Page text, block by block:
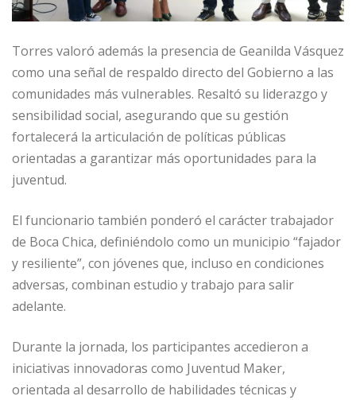
Torres valoró además la presencia de Geanilda Vásquez
como una señal de respaldo directo del Gobierno a las
comunidades más vulnerables. Resaltó su liderazgo y
sensibilidad social, asegurando que su gestión
fortalecerá la articulación de políticas públicas
orientadas a garantizar más oportunidades para la
juventud.
El funcionario también ponderó el carácter trabajador
de Boca Chica, definiéndolo como un municipio “fajador
y resiliente”, con jóvenes que, incluso en condiciones
adversas, combinan estudio y trabajo para salir
adelante.
Durante la jornada, los participantes accedieron a
iniciativas innovadoras como Juventud Maker,
orientada al desarrollo de habilidades técnicas y